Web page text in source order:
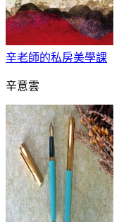
辛老師的私房美學課
辛意雲